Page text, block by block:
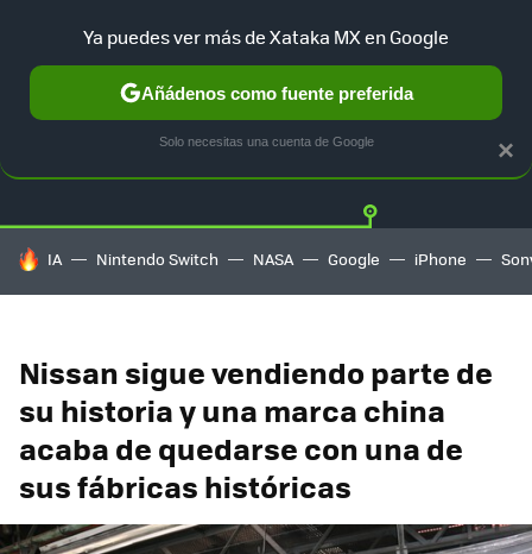
TESLA UBER AUTO ELECTRICO Twitter
HOY SE HABLA DE
IA Nintendo Switch NASA Google iPhone
Nissan sigue vendiendo parte de
su historia y una marca china
acaba de quedarse con una de
sus fábricas históricas
×
Ya puedes ver más de Xataka MX en Google
Añádenos como fuente preferida
Solo necesitas una cuenta de Google